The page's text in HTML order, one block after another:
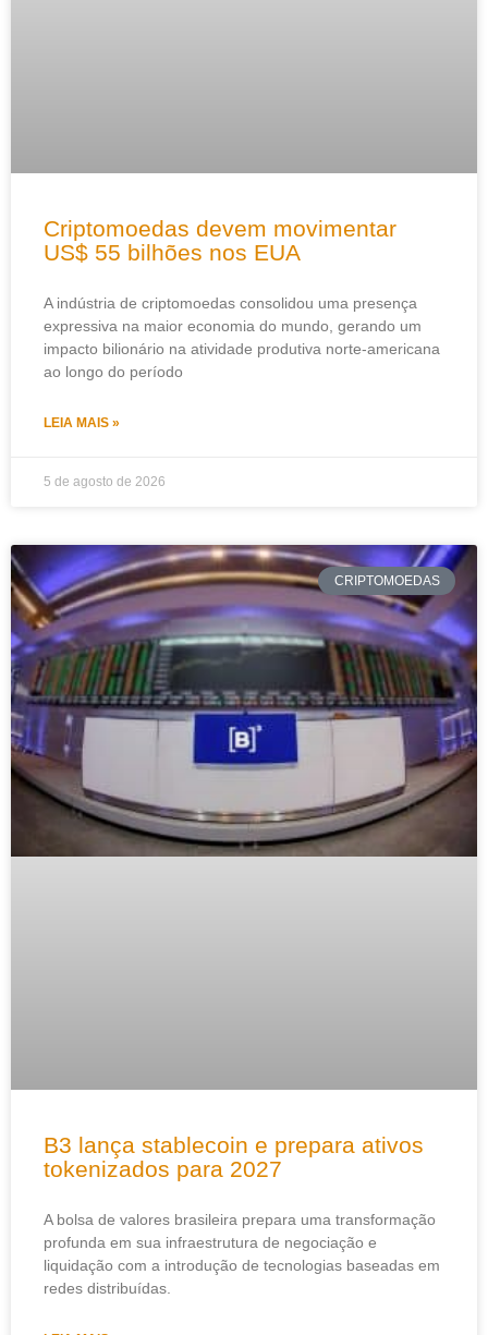
Criptomoedas devem movimentar
US$ 55 bilhões nos EUA
A indústria de criptomoedas consolidou uma presença
expressiva na maior economia do mundo, gerando um
impacto bilionário na atividade produtiva norte-americana
ao longo do período
LEIA MAIS »
5 de agosto de 2026
CRIPTOMOEDAS
B3 lança stablecoin e prepara ativos
tokenizados para 2027
A bolsa de valores brasileira prepara uma transformação
profunda em sua infraestrutura de negociação e
liquidação com a introdução de tecnologias baseadas em
redes distribuídas.